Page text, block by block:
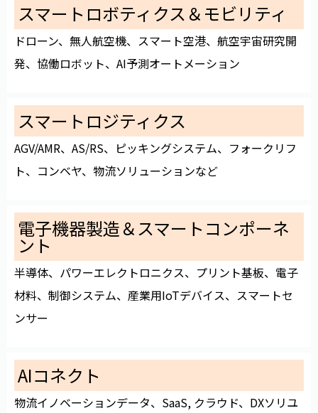
スマートロボティクス＆モビリティ
ドローン、無人航空機、スマート空港、航空宇宙研究開
発、協働ロボット、AI予測オートメーション
スマートロジティクス
AGV/AMR、AS/RS、ピッキングシステム、フォークリフ
ト、コンベヤ、物流ソリューションなど
電子機器製造＆スマートコンポーネ
ント
半導体、パワーエレクトロニクス、プリント基板、電子
材料、制御システム、産業用IoTデバイス、スマートセ
ンサー
AIコネクト
物流イノベーションデータ、SaaS, クラウド、DXソリユ